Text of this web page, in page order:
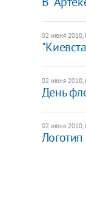
02 июня 2010,
02 июня 2010,
День
02 июня 2010,